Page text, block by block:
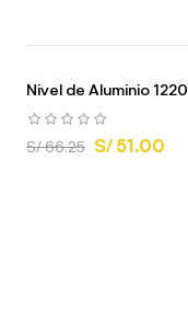
Nivel de Aluminio
S/ 66.25 S/ 51.00